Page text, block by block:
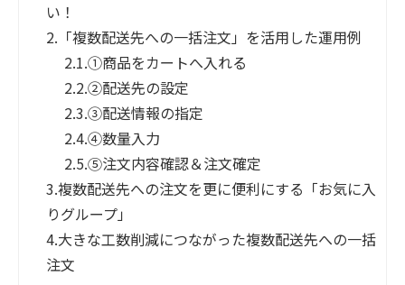
い！
2. 「複数配送先への一括注文」を活用した運用例
2.1.①商品をカートへ入れる
2.2.②配送先の設定
2.3.③配送情報の指定
2.4.④数量入力
2.5.⑤注文内容確認＆注文確定
3.複数配送先への注文を更に便利にする「お気に入
りグループ」
4.大きな工数削減につながった複数配送先への一括
注文